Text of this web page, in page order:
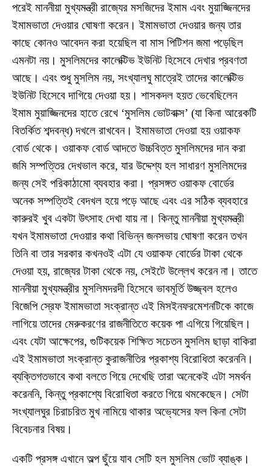
পরেই মাননীয়া মুখ্যমন্ত্রী রাজ্যের মসজিদের ইমাম এবং মুয়াজ্জিনদের
ইমামভাতা দেওয়ার ঘোষণা করেন। ইমামভাতা দেওয়ার জন্য তার
কাছে কোনও আবেদন করা হয়েছিল বা মাস পিটিশন জমা পড়েছিল
এমনটা নয়। মুসলিমদের কালেক্টিভ ইউনিট হিসেবে দেখার প্রবণতা
আছে। এবং শুধু মুসলিম নয়, সংখ্যালঘু মাত্রেই তাদের কালেক্টিভ
ইউনিট হিসেবে দাগিয়ে দেওয়া হয়। শাসকদল হয়ত ভেবেছিলেন
ইমাম মুয়াজ্জিনদের হাতে রেখে ‘মুসলিম ভোটবাক্স’ (যা কিনা আরেকটি
বিতর্কিত শব্দবন্ধ) দখলে রাখবেন। ইমামভাতা দেওয়া হয় ওয়াকফ
বোর্ড থেকে। ওয়াকফ বোর্ড আদতে উচ্চবিত্ত মুসলিমদের দান করা
জমি সম্পত্তির দেখভাল করে, যার উদ্দেশ্য হল সাধারণ মুসলিমদের
জন্য সেই পরিকাঠামো ব্যবহার করা। প্রসঙ্গত ওয়াকফ বোর্ডের
অনেক সম্পত্তিই বেদখল হয়ে পড়ে আছে এবং এর সঠিক ব্যবহারে
কারুরই খুব একটা উৎসাহ দেখা যায় না। কিন্তু মাননীয়া মুখ্যমন্ত্রী
যখন ইমামভাতা দেওয়ার কথা বিভিন্ন জনসভায় ঘোষণা করেন তখন
তিনি বা তার সরকার কখনওই এটা যে ওয়াকফ বোর্ডের টাকা থেকে
দেওয়া হয়, রাজ্যের টাকা থেকে নয়, সেইটে উল্লেখ করেন না। তাতে
মাননীয়া মুখ্যমন্ত্রীর মুসলিমদরদী হিসেবে ভাবমূর্তি উজ্জ্বল হলেও
বিজেপি স্রেফ ইমামভাতা সংক্রান্ত এই মিসইনফরমেশনটিকে কাজে
লাগিয়ে তাদের মেরুকরণের রাজনীতিতে কয়েক পা এগিয়ে গিয়েছিল।
এবং যেটা আক্ষেপের, গুটিকয়েক শিক্ষিত সচেতন মুসলিম ছাড়া বাকিরা
এই ইমামভাতা সংক্রান্ত কুরাজনীতির প্রকাশ্য বিরোধিতা করেননি।
ব্যক্তিগতভাবে কথা বলতে গিয়ে দেখেছি তারা অনেকেই এটা সমর্থন
করেননি, কিন্তু প্রকাশ্যে বিরোধিতা করতে গিয়ে থমকেছেন। সেটা
সংখ্যালঘুর চিরাচরিত মুখ নামিয়ে থাকার অভ্যেসের ফল কিনা সেটা
বিবেচনার বিষয়।
একটি প্রসঙ্গ এখানে অল্প ছুঁয়ে যাব সেটি হল মুসলিম ভোট ব্যাঙ্ক।